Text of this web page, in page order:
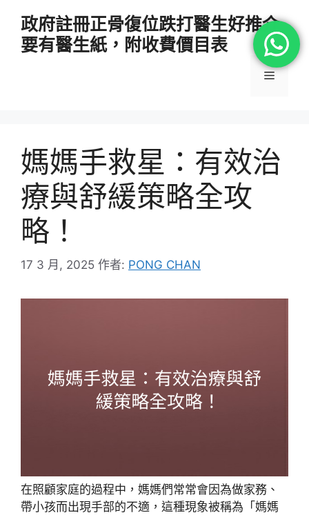
政府註冊正骨復位跌打醫生好推介
要有醫生紙，附收費價目表
選
媽媽手救星：有效治
療與舒緩策略全攻
略！
17 3 月, 2025 作者: PONG CHAN
在照顧家庭的過程中，媽媽們常常會因為做家務、
帶小孩而出現手部的不適，這種現象被稱為「媽媽